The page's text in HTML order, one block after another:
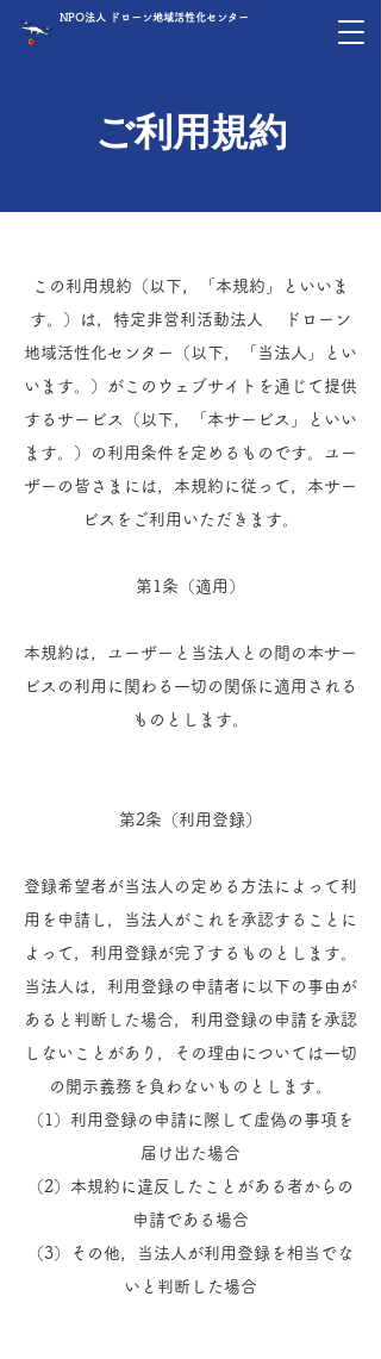
NPO法人 ドローン地域活性化センター
ご利用規約
この利用規約（以下，「本規約」といいま
す。）は，特定非営利活動法人 ドローン
地域活性化センター（以下，「当法人」とい
います。）がこのウェブサイトを通じて提供
するサービス（以下，「本サービス」といい
ます。）の利用条件を定めるものです。ユー
ザーの皆さまには，本規約に従って，本サー
ビスをご利用いただきます。
第1条（適用）
本規約は，ユーザーと当法人との間の本サー
ビスの利用に関わる一切の関係に適用される
ものとします。
第2条（利用登録）
登録希望者が当法人の定める方法によって利
用を申請し，当法人がこれを承認することに
よって，利用登録が完了するものとします。
当法人は，利用登録の申請者に以下の事由が
あると判断した場合，利用登録の申請を承認
しないことがあり，その理由については一切
の開示義務を負わないものとします。
（1）利用登録の申請に際して虚偽の事項を
届け出た場合
（2）本規約に違反したことがある者からの
申請である場合
（3）その他，当法人が利用登録を相当でな
いと判断した場合